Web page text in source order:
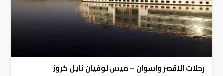
رحلات الاقصر واسوان – ميس لوفيان نايل كروز